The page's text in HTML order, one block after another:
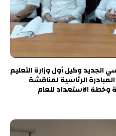
الجديد وكيل أول وزارة التعليم
الرئاسية لمناقشة
وخطة الاستعداد للعام